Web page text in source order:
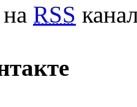
RSS